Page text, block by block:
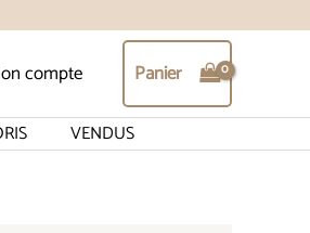
compte Panier
VENDUS